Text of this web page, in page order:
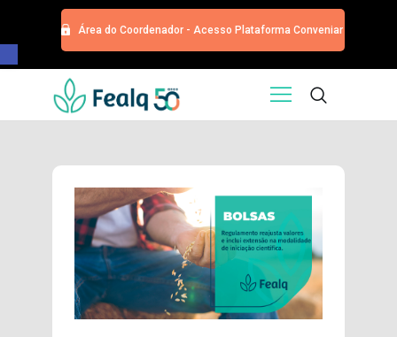
Barra de Ferramentas Aberta
Área do Coordenador - Acesso Plataforma Conveniar
HOME
EDITORA
PROGRAMA DE APOIOS
TRABALHE CONOSCO
NOTÍCIAS
CONTATO
ESPECIALIZAÇÕES USP